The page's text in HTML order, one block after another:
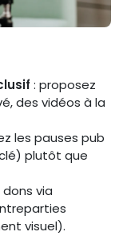
: proposez
des vidéos à la
les pauses pub
plutôt que
via
visuel).